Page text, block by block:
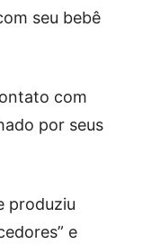
seu bebê
com
por seus
produziu
e